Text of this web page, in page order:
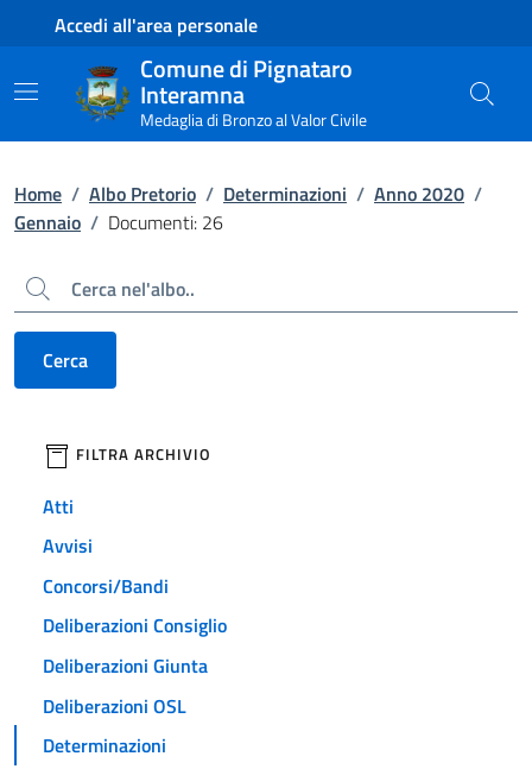
Contenuto principale
Piede di paginaAccedi all'area personale
Comune di Pignataro
Interamna
Medaglia di Bronzo al Valor Civile
Home / Albo Pretorio / Determinazioni / Anno 2020 /
Gennaio / Documenti: 26
Cerca
Cerca
filtri da applicare
FILTRA ARCHIVIO
Atti
Avvisi
Concorsi/Bandi
Deliberazioni Consiglio
Deliberazioni Giunta
Deliberazioni OSL
Determinazioni